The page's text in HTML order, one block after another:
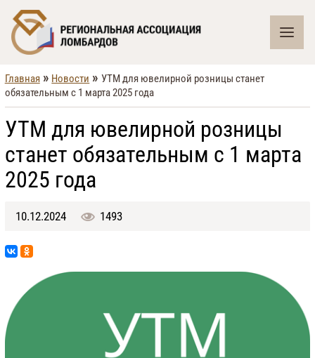
Главная » Новости » УТМ для ювелирной розницы станет
обязательным с 1 марта 2025 года
УТМ для ювелирной розницы
станет обязательным с 1 марта
2025 года
10.12.2024 1493